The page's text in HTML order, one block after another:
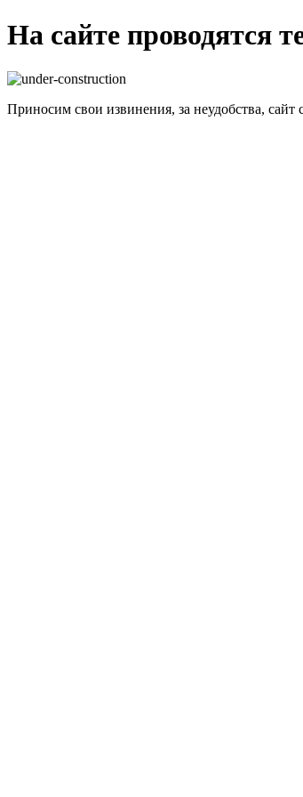
На сайте проводятся
Приносим свои извинения, за неудобства, сайт